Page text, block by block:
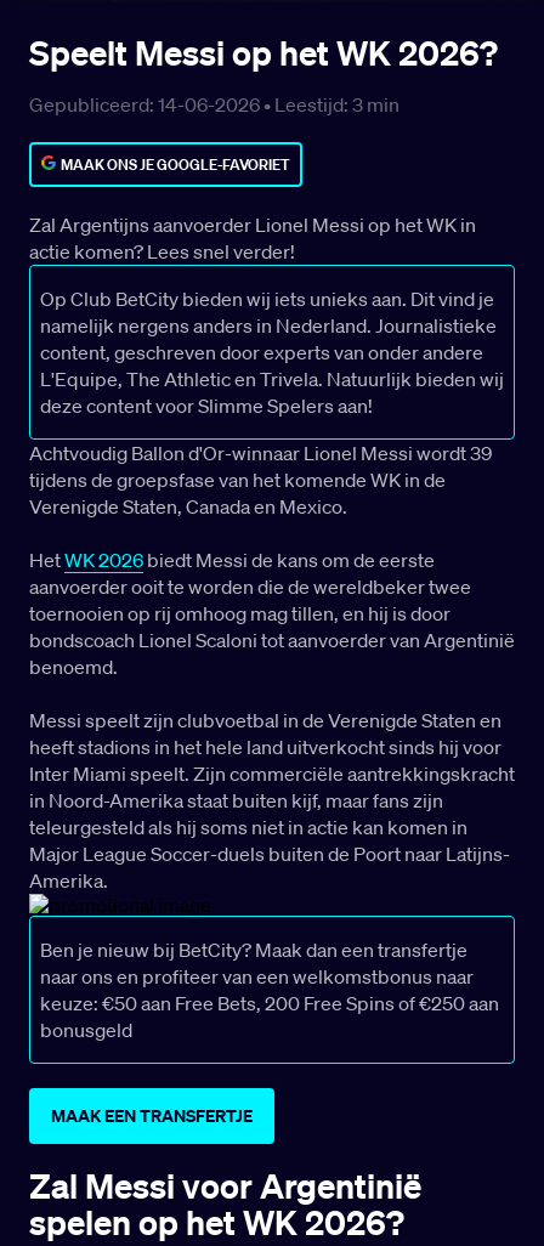
Speelt Messi op het WK 2026?
Gepubliceerd: 14-06-2026 • Leestijd: 3 min
MAAK ONS JE GOOGLE-FAVORIET
Zal Argentijns aanvoerder Lionel Messi op het WK in
actie komen? Lees snel verder!
Op Club BetCity bieden wij iets unieks aan. Dit vind je
namelijk nergens anders in Nederland. Journalistieke
content, geschreven door experts van onder andere
L'Equipe, The Athletic en Trivela. Natuurlijk bieden wij
deze content voor Slimme Spelers aan!
Achtvoudig Ballon d'Or-winnaar Lionel Messi wordt 39
tijdens de groepsfase van het komende WK in de
Verenigde Staten, Canada en Mexico.
HetWK 2026 biedt Messi de kans om de eerste
aanvoerder ooit te worden die de wereldbeker twee
toernooien op rij omhoog mag tillen, en hij is door
bondscoach Lionel Scaloni tot aanvoerder van Argentinië
benoemd.
Messi speelt zijn clubvoetbal in de Verenigde Staten en
heeft stadions in het hele land uitverkocht sinds hij voor
Inter Miami speelt. Zijn commerciële aantrekkingskracht
in Noord-Amerika staat buiten kijf, maar fans zijn
teleurgesteld als hij soms niet in actie kan komen in
Major League Soccer-duels buiten de Poort naar Latijns-
Amerika.
Ben je nieuw bij BetCity? Maak dan een transfertje
naar ons en profiteer van een welkomstbonus naar
keuze: €50 aan Free Bets, 200 Free Spins of €250 aan
bonusgeld
MAAK EEN TRANSFERTJE
Zal Messi voor Argentinië
spelen op het WK 2026?